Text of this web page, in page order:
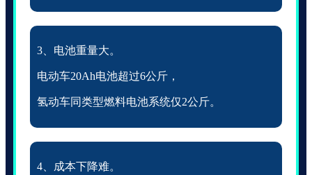
3、电池重量大。
电动车20Ah电池超过6公斤，
氢动车同类型燃料电池系统仅2公斤。
4、成本下降难。